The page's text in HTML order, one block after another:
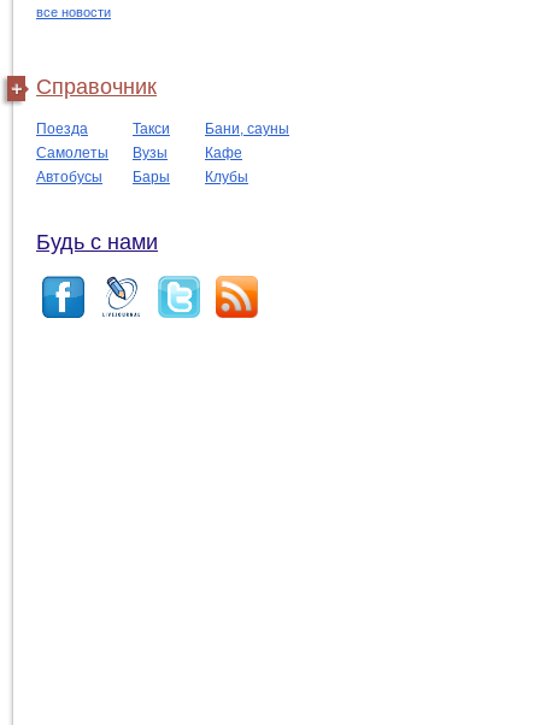
все новости
Справочник
Поезда Такси
Бани, сауны
Самолеты
Вузы
Кафе
Автобусы
Бары Клубы
Будь с нами